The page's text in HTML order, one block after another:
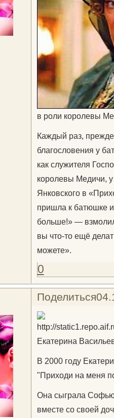
в роли королевы
Каждый раз,
благословения у
как служителя
королевы Медичи,
Янковского в
пришла к батюшке
больше!» —
вы что-то ещё
можете».
0
Поделиться
Екатерина
В 2000 году
"Приходи на меня
Она сыграла Софью
вместе со своей